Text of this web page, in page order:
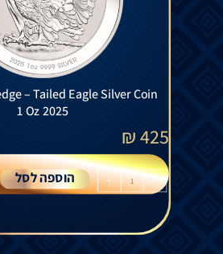
– Tailed Eagle Silver Coin
1 Oz 2025
425
₪
-
+ הוספה לסל